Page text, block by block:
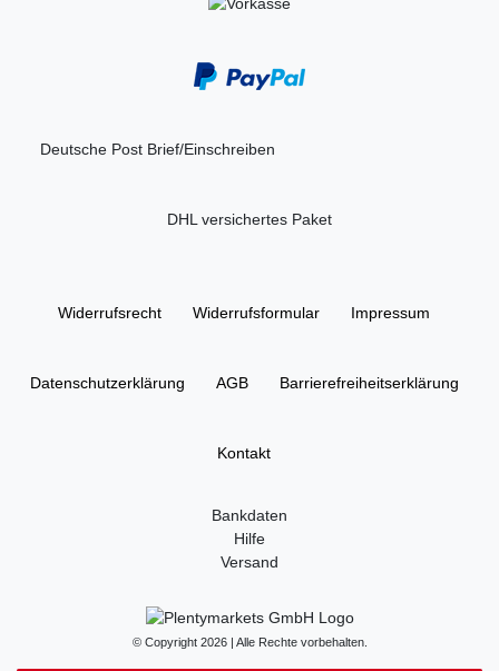
Deutsche Post Brief/Einschreiben
DHL versichertes Paket
Widerrufs­recht Widerrufs­formular Impressum
Daten­schutz­erklärung AGB Barrierefreiheitserklärung
Kontakt
Bankdaten
Hilfe
Versand
© Copyright 2026 | Alle Rechte vorbehalten.